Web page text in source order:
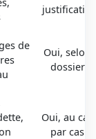
justificatifs
de
Oui, selon
dossier
Oui, au cas
par cas